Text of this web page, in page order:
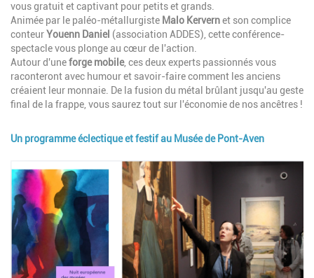
vous gratuit et captivant pour petits et grands.
Animée par le paléo-métallurgiste Malo Kervernet son complice
conteurYouenn Daniel (association ADDES), cette conférence-
spectacle vous plonge au cœur de l'action.
Autour d'uneforge mobile, ces deux experts passionnés vous
raconteront avec humour et savoir-faire comment les anciens
créaient leur monnaie. De la fusion du métal brûlant jusqu'au geste
final de la frappe, vous saurez tout sur l'économie de nos ancêtres !
Un programme éclectique et festif au Musée de Pont-Aven
Image